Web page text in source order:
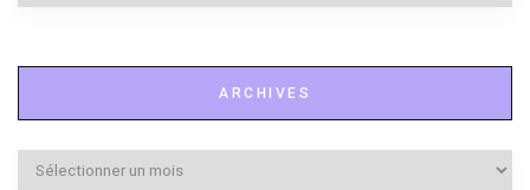
ARCHIVES
Archives